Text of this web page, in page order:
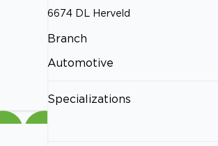
6674 DL Herveld
Branch
Automotive
Specializations